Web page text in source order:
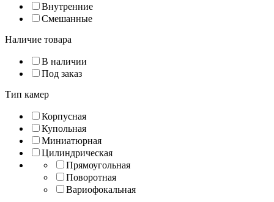
Внутренние
Смешанные
Наличие товара
В наличии
Под заказ
Тип камер
Корпусная
Купольная
Миниатюрная
Цилиндрическая
Прямоугольная
Поворотная
Вариофокальная